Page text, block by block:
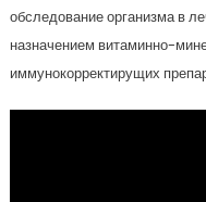
обследование организма в
назначением витаминно-
иммунокорректирущих